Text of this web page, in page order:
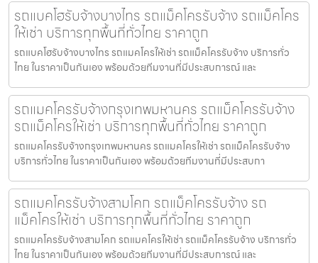
รถแบคโฮรับจ้างบางไทร รถแม็คโครรับจ้าง รถแม็คโคร
ให้เช่า บริการทุกพื้นที่ทั่วไทย ราคาถูก
รถแบคโฮรับจ้างบางไทร รถแมคโครให้เช่า รถแม็คโครรับจ้าง บริการทั่ว
ไทย ในราคาเป็นกันเอง พร้อมด้วยทีมงานที่มีประสบการณ์ และ
รถแมคโครรับจ้างกรุงเทพมหานคร รถแม็คโครรับจ้าง
รถแม็คโครให้เช่า บริการทุกพื้นที่ทั่วไทย ราคาถูก
รถแมคโครรับจ้างกรุงเทพมหานคร รถแมคโครให้เช่า รถแม็คโครรับจ้าง
บริการทั่วไทย ในราคาเป็นกันเอง พร้อมด้วยทีมงานที่มีประสบกา
รถแมคโครรับจ้างสามโคก รถแม็คโครรับจ้าง รถ
แม็คโครให้เช่า บริการทุกพื้นที่ทั่วไทย ราคาถูก
รถแมคโครรับจ้างสามโคก รถแมคโครให้เช่า รถแม็คโครรับจ้าง บริการทั่ว
ไทย ในราคาเป็นกันเอง พร้อมด้วยทีมงานที่มีประสบการณ์ และ